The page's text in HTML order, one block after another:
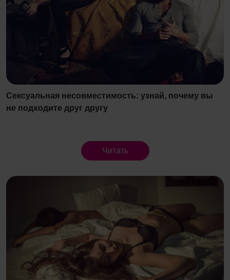
Сексуальная несовместимость: узнай, почему вы
не подходите друг другу
Читать